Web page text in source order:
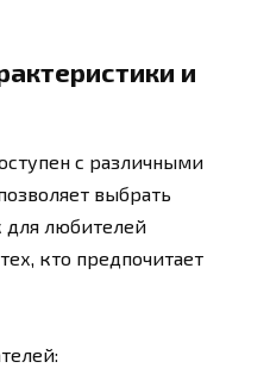
и
с различными
выбрать
для любителей
кто предпочитает